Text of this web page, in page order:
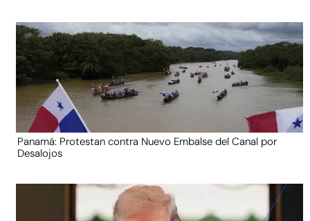
Panamá: Protestan contra Nuevo Embalse del Canal por
Desalojos